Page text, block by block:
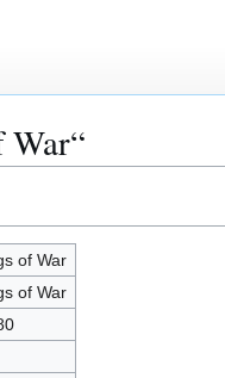
of War
of War